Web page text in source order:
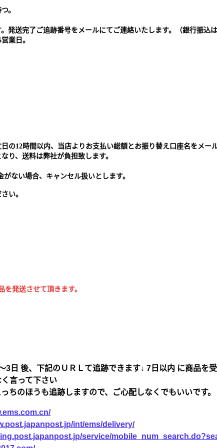
。
発送完了ご追跡番号をメールにてご連絡いたします。（銀行振込
業日。
の12時間以内、当店よりお支払い総額とお振り替え口座名をメ
り、送料は弊社が負担致します。
ない場合、キャンセル扱いとします。
い。
を発送させて頂きます。
3日 後、下記のＵＲＬて追跡できます↓ 7日以内 に商品
く言って下さい
ちのほうも追跡しますので、ご心配しなくでもいいです。
int/ems/delivery/
service/